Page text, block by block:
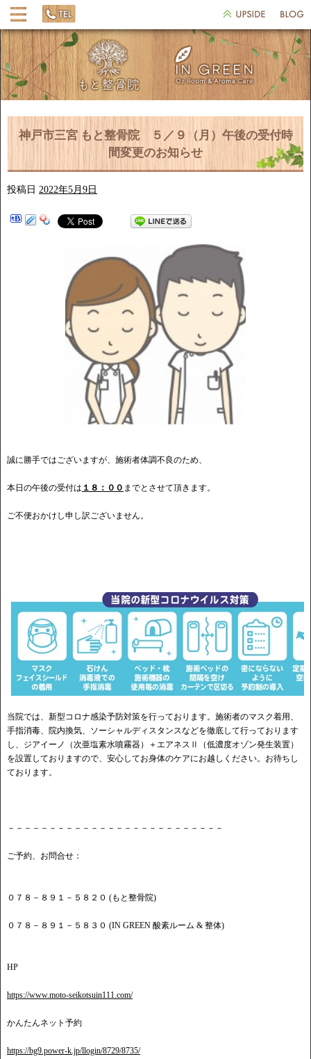
神戸市三宮 もと整骨院 ５／９（月）午後の受付時
間変更のお知らせ
投稿日 2022年5月9日
誠に勝手ではございますが、施術者体調不良のため、
本日の午後の受付は １８：００ までとさせて頂きます。
ご不便おかけし申し訳ございません。
当院では、新型コロナ感染予防対策を行っております。施術者のマスク着用、
手指消毒、院内換気、ソーシャルディスタンスなどを徹底して行っております
し、ジアイーノ（次亜塩素水噴霧器）＋エアネスⅡ（低濃度オゾン発生装置）
を設置しておりますので、安心してお身体のケアにお越しください。お待ちし
ております。
－－－－－－－－－－－－－－－－－－－－－－－－－－
ご予約、お問合せ：
０７８－８９１－５８２０ (もと整骨院)
０７８－８９１－５８３０ (IN GREEN 酸素ルーム & 整体)
HP
https://www.moto-seikotsuin111.com/
かんたんネット予約
https://bg9.power-k.jp/llogin/8729/8735/